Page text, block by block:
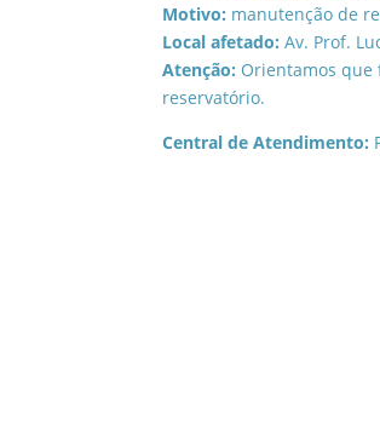
Motivo: manutenção de
Local afetado:Av. Prof.
Atenção: Orientamos que
reservatório.
Central de Atendimento: